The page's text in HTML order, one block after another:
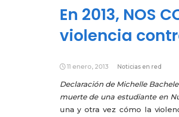
En 2013, NOS
violencia
11 enero, 2013 Noticias en red
Declaración de Michelle
muerte de una estudiante en
una y otra vez cómo la